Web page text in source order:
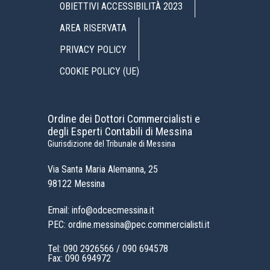
OBIETTIVI ACCESSIBILITÀ 2023
AREA RISERVATA
PRIVACY POLICY
COOKIE POLICY (UE)
Ordine dei Dottori Commercialisti e
degli Esperti Contabili di Messina
Giurisdizione del Tribunale di Messina
Via Santa Maria Alemanna, 25
98122 Messina
Email: info@odcecmessina.it
PEC: ordine.messina@pec.commercialisti.it
Tel: 090 2926566 / 090 694578
Fax: 090 694972